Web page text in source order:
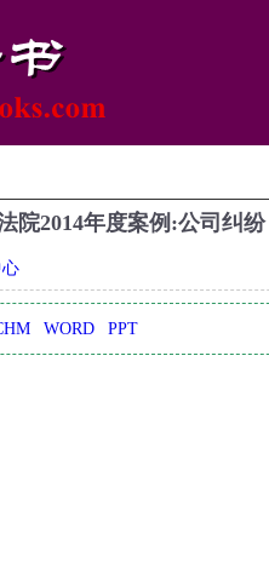
院2014年度案例:公司纠
WORD PPT